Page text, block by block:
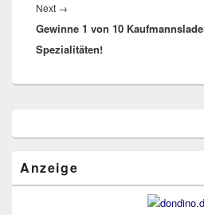
Next →
post:
Gewinne 1 von 10
Spezialitäten!
Widget-
Anzeige